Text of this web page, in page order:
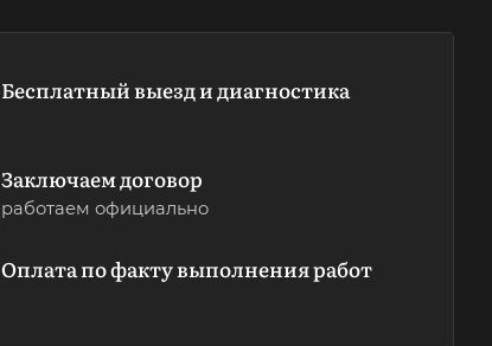
Бесплатный выезд и диагностика
Заключаем договор
работаем официально
Оплата по факту выполнения работ